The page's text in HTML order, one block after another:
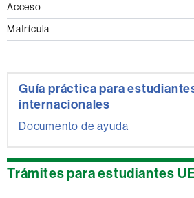
Acceso
Matrícula
Guía práctica para
internacionales
Documento de ayuda
Trámites para estudiantes